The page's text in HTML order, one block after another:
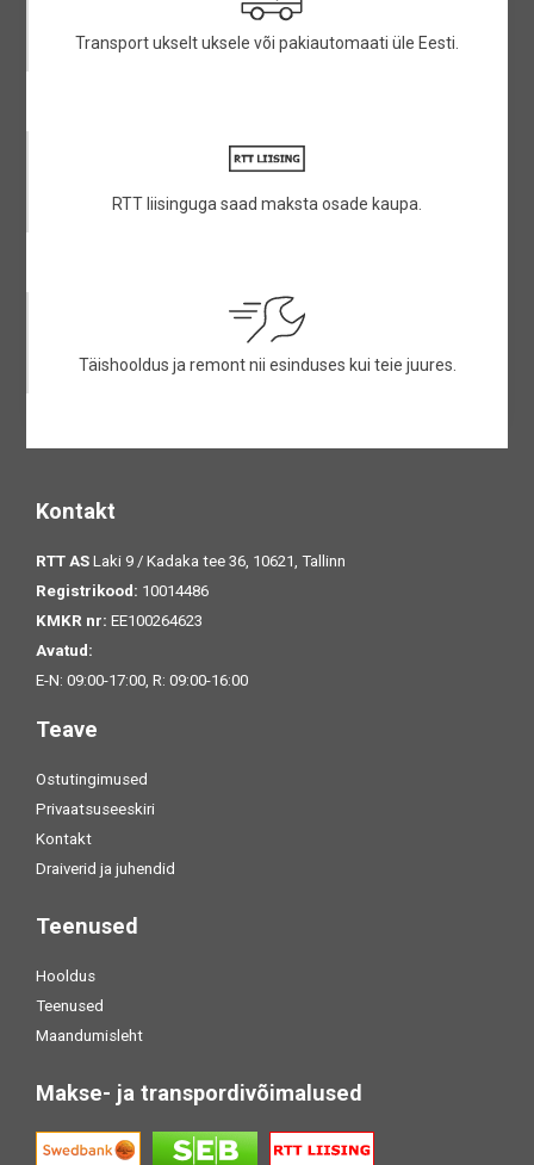
Transport ukselt uksele või pakiautomaati üle Eesti.
RTT liisinguga saad maksta osade kaupa.
Täishooldus ja remont nii esinduses kui teie juures.
Kontakt
RTT AS Laki 9 / Kadaka tee 36, 10621, Tallinn
Registrikood: 10014486
KMKR nr: EE100264623
Avatud:
E-N: 09:00-17:00, R: 09:00-16:00
Teave
Ostutingimused
Privaatsuseeskiri
Kontakt
Draiverid ja juhendid
Teenused
Hooldus
Teenused
Maandumisleht
Makse- ja transpordivõimalused